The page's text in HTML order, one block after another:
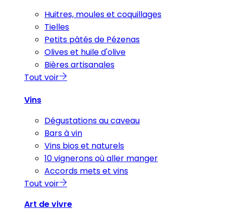
Huitres, moules et coquillages
Tielles
Petits pâtés de Pézenas
Olives et huile d'olive
Bières artisanales
Tout voir
Vins
Dégustations au caveau
Bars à vin
Vins bios et naturels
10 vignerons où aller manger
Accords mets et vins
Tout voir
Art de vivre